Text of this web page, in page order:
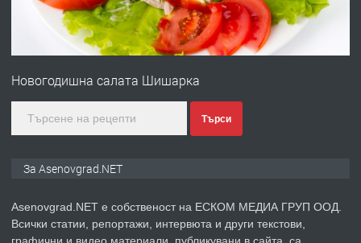
преди 1 година
Професионална зеленчукорезачка
преди 2 години
Новогодишна салата Шишарка
Търси
За Asenovgrad.NET
Asenovgrad.NET е собственост на ЕСКОМ МЕДИА ГРУП ООД.
Всички статии, репортажи, интервюта и други текстови,
графични и видео материали, публикувани в сайта, са